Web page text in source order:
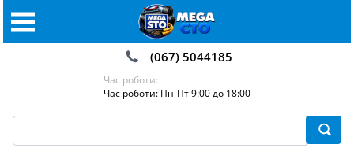
(067) 5044185
Час роботи:
Час роботи: Пн-Пт 9:00 до 18:00